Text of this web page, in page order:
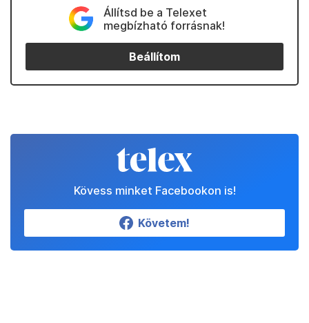
Állítsd be a Telexet
megbízható forrásnak!
Beállítom
Kövess minket Facebookon is!
Követem!